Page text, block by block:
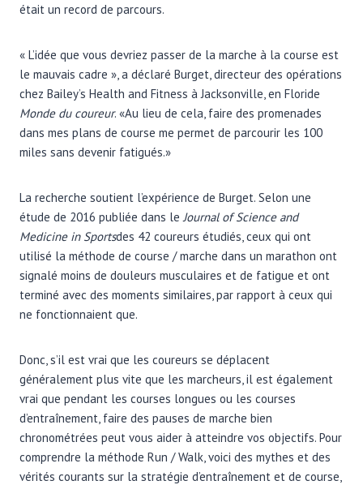
était un record de parcours.
« L’idée que vous devriez passer de la marche à la course est
le mauvais cadre », a déclaré Burget, directeur des opérations
chez Bailey’s Health and Fitness à Jacksonville, en Floride
Monde du coureur. «Au lieu de cela, faire des promenades
dans mes plans de course me permet de parcourir les 100
miles sans devenir fatigués.»
La recherche soutient l’expérience de Burget. Selon une
étude de 2016 publiée dans le Journal of Science and
Medicine in Sportsdes 42 coureurs étudiés, ceux qui ont
utilisé la méthode de course / marche dans un marathon ont
signalé moins de douleurs musculaires et de fatigue et ont
terminé avec des moments similaires, par rapport à ceux qui
ne fonctionnaient que.
Donc, s’il est vrai que les coureurs se déplacent
généralement plus vite que les marcheurs, il est également
vrai que pendant les courses longues ou les courses
d’entraînement, faire des pauses de marche bien
chronométrées peut vous aider à atteindre vos objectifs. Pour
comprendre la méthode Run / Walk, voici des mythes et des
vérités courants sur la stratégie d’entraînement et de course,